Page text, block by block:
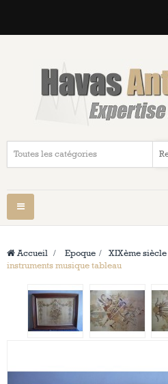
Navigation
bascule
Accueil > Epoque > XIXème siècle
instruments musique tableau